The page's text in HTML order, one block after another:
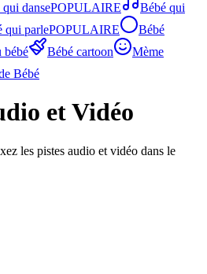
qui dansePOPULAIRE
Bébé qui
qui parlePOPULAIRE
Bébé
bébé Bébé cartoon
Mème
Bébé
et Vidéo
les pistes audio et vidéo dans le